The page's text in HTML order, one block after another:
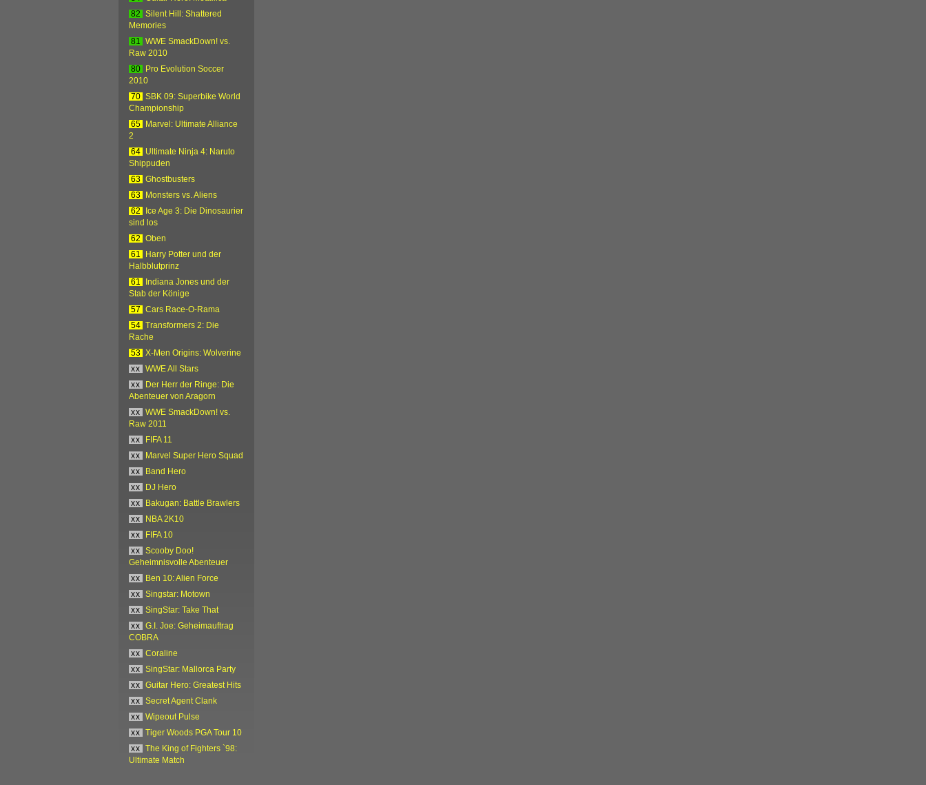
82
Silent Hill: Shattered
Memories
81
WWE SmackDown! vs.
Raw 2010
80
Pro Evolution Soccer
2010
70 SBK 09: Superbike World
Championship
65
Marvel: Ultimate Alliance
2
64
Ultimate Ninja 4: Naruto
Shippuden
63 Ghostbusters
63
Monsters vs. Aliens
62
Ice Age 3: Die Dinosaurier
sind los
62
Oben
61
Harry Potter und der
Halbblutprinz
61
Indiana Jones und der
Stab der Könige
57
Cars Race-O-Rama
54 Transformers 2: Die
Rache
53 X-Men Origins: Wolverine
xx
WWE All Stars
xx
Der Herr der Ringe: Die
Abenteuer von Aragorn
xx
WWE SmackDown! vs.
Raw 2011
xx
FIFA 11
xx
Marvel Super Hero Squad
xx
Band Hero
xx
DJ Hero
xx
Bakugan: Battle Brawlers
xx
NBA 2K10
xx
FIFA 10
xx
Scooby Doo!
Geheimnisvolle Abenteuer
xx
Ben 10: Alien Force
xx
Singstar: Motown
xx
SingStar: Take That
xx
G.I. Joe: Geheimauftrag
COBRA
xx
Coraline
xx
SingStar: Mallorca Party
xx
Guitar Hero: Greatest Hits
xx
Secret Agent Clank
xx
Wipeout Pulse
xx
Tiger Woods PGA Tour 10
xx
The King of Fighters `98:
Ultimate Match